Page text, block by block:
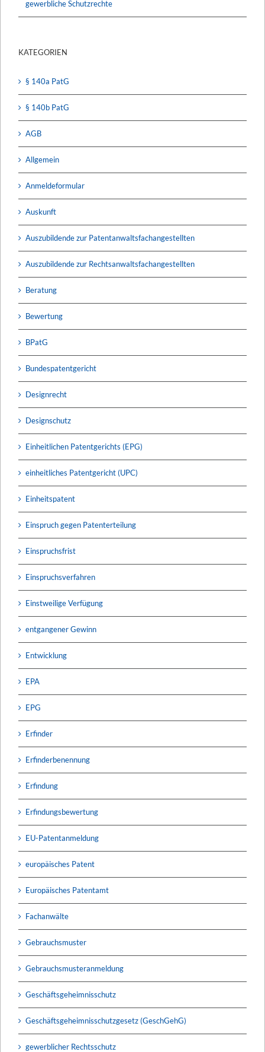
gewerbliche Schutzrechte
KATEGORIEN
§ 140a PatG
§ 140b PatG
AGB
Allgemein
Anmeldeformular
Auskunft
Auszubildende zur Patentanwaltsfachangestellten
Auszubildende zur Rechtsanwaltsfachangestellten
Beratung
Bewertung
BPatG
Bundespatentgericht
Designrecht
Designschutz
Einheitlichen Patentgerichts (EPG)
einheitliches Patentgericht (UPC)
Einheitspatent
Einspruch gegen Patenterteilung
Einspruchsfrist
Einspruchsverfahren
Einstweilige Verfügung
entgangener Gewinn
Entwicklung
EPA
EPG
Erfinder
Erfinderbenennung
Erfindung
Erfindungsbewertung
EU-Patentanmeldung
europäisches Patent
Europäisches Patentamt
Fachanwälte
Gebrauchsmuster
Gebrauchsmusteranmeldung
Geschäftsgeheimnisschutz
Geschäftsgeheimnisschutzgesetz (GeschGehG)
gewerblicher Rechtsschutz